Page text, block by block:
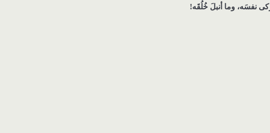
نفسَه، وما أنبلَ خُلُقَه!